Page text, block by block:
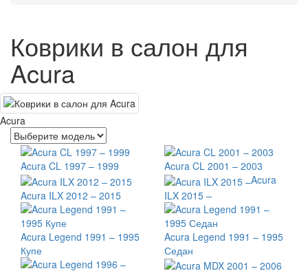
Коврики в салон для
Acura
Acura
Acura CL 1997 – 1999 Acura CL 2001 – 2003
Acura ILX 2012 – 2015
Acura
ILX 2015 –
Acura Legend 1991 – 1995
Купе
Acura Legend 1991 – 1995
Седан